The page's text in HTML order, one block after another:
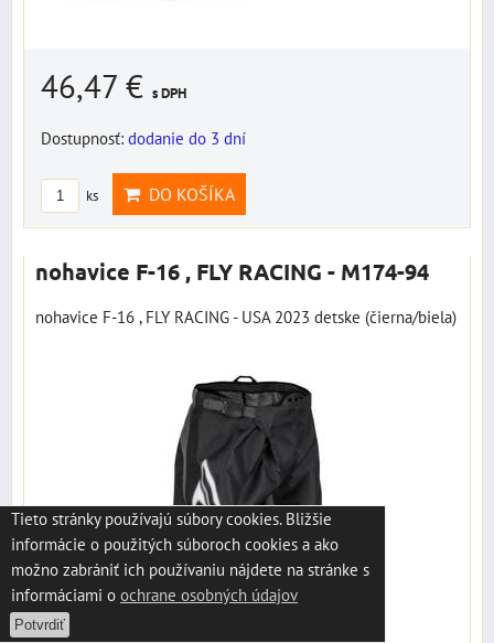
46,47 € s DPH
Dostupnosť: dodanie do 3 dní
ks DO KOŠÍKA
nohavice F-16 , FLY RACING - M174-94
nohavice F-16 , FLY RACING - USA 2023 detske (čierna/biela)
Tieto stránky používajú súbory cookies. Bližšie
informácie o použitých súboroch cookies a ako
možno zabrániť ich používaniu nájdete na stránke s
informáciami o ochrane osobných údajov
Potvrdiť